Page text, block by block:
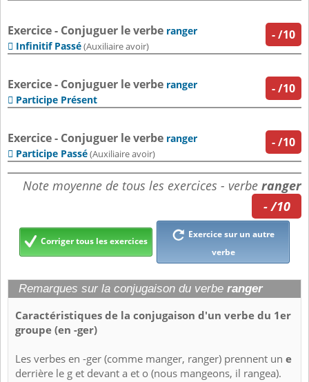
-/10
Exercice - Conjuguer le verbe ranger
 Infinitif Passé(Auxiliaire avoir)
-/10
Exercice - Conjuguer le verbe ranger
 Participe Présent
-/10
Exercice - Conjuguer le verbe ranger
 Participe Passé(Auxiliaire avoir)
Note moyenne de tous les exercices - verbe ranger
- /10
Corriger tous les exercices
Exercice sur un autre
verbe
Remarques sur la conjugaison du verbe ranger
Caractéristiques de la conjugaison d'un verbe du 1er
groupe (en -ger)
Les verbes en -ger (comme manger, ranger) prennent un e
derrière le g et devant a et o (nous mangeons, il rangea).